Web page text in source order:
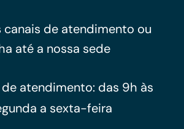
canais de atendimento ou
até a nossa sede
atendimento: das 9h às
a sexta-feira